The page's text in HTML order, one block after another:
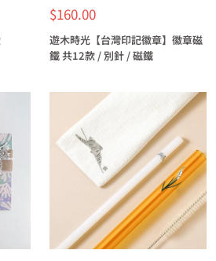
特
價
$160.00
遊木時光【台灣印記徽章】徽章磁
鐵 共12款 / 別針 / 磁鐵